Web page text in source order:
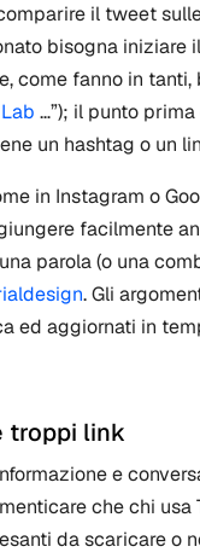
il tweet
bisogna
come fanno in tanti,
…”); il punto
un hashtag o un
in Instagram o
facilmente
parola (o una
. Gli
ed aggiornati in
troppi link
e
che chi
da scaricare o